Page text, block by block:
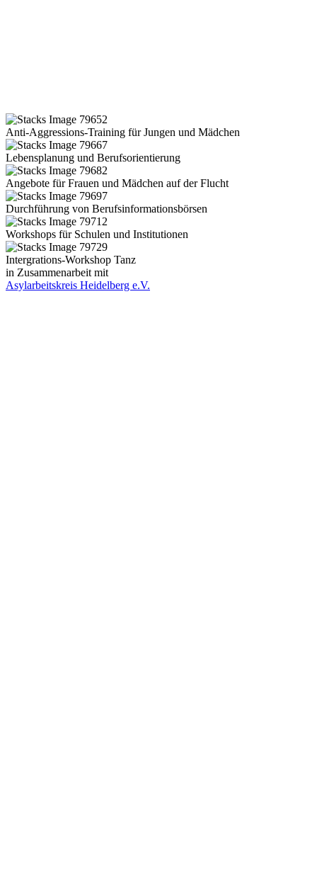
Anti-Aggressions-Training für Jungen und Mädchen
Lebensplanung und Berufsorientierung
Angebote für Frauen und Mädchen auf der Flucht
Durchführung von Berufsinformationsbörsen
Workshops für Schulen und Institutionen
Intergrations-Workshop Tanz
in Zusammenarbeit mit
Asylarbeitskreis Heidelberg e.V.